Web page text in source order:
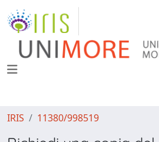
IRIS 11380/998519